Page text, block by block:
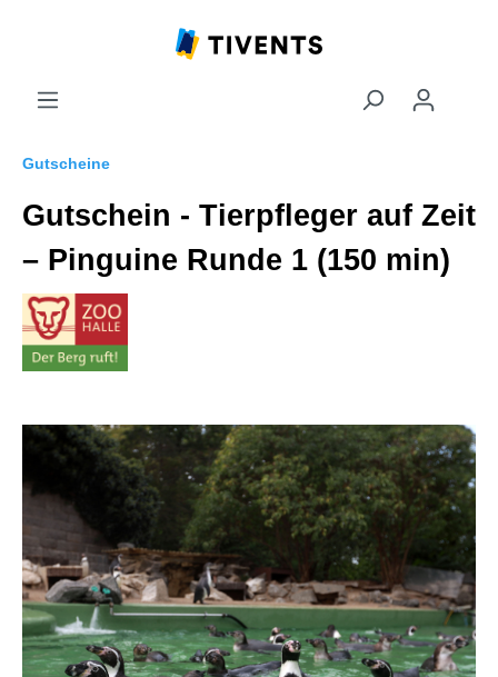
Gutscheine
Gutschein - Tierpfleger auf Zeit
– Pinguine Runde 1 (150 min)